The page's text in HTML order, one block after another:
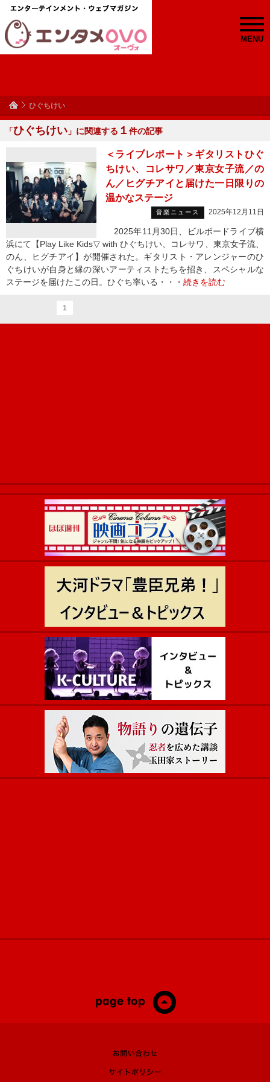
MENU
ひぐちけい
「ひぐちけい 」に関連する １ 件の記事
＜ライブレポート＞ギタリストひぐ
ちけい、コレサワ／東京女子流／の
ん／ヒグチアイと届けた一日限りの
温かなステージ
音楽ニュース 2025年12月11日
2025年11月30日、ビルボードライブ横
浜にて【Play Like Kids▽ with ひぐちけい、コレサワ、東京女子流、
のん、ヒグチアイ】が開催された。ギタリスト・アレンジャーのひ
ぐちけいが自身と縁の深いアーティストたちを招き、スペシャルな
ステージを届けたこの日。ひぐち率いる・・・ 続きを読む
1